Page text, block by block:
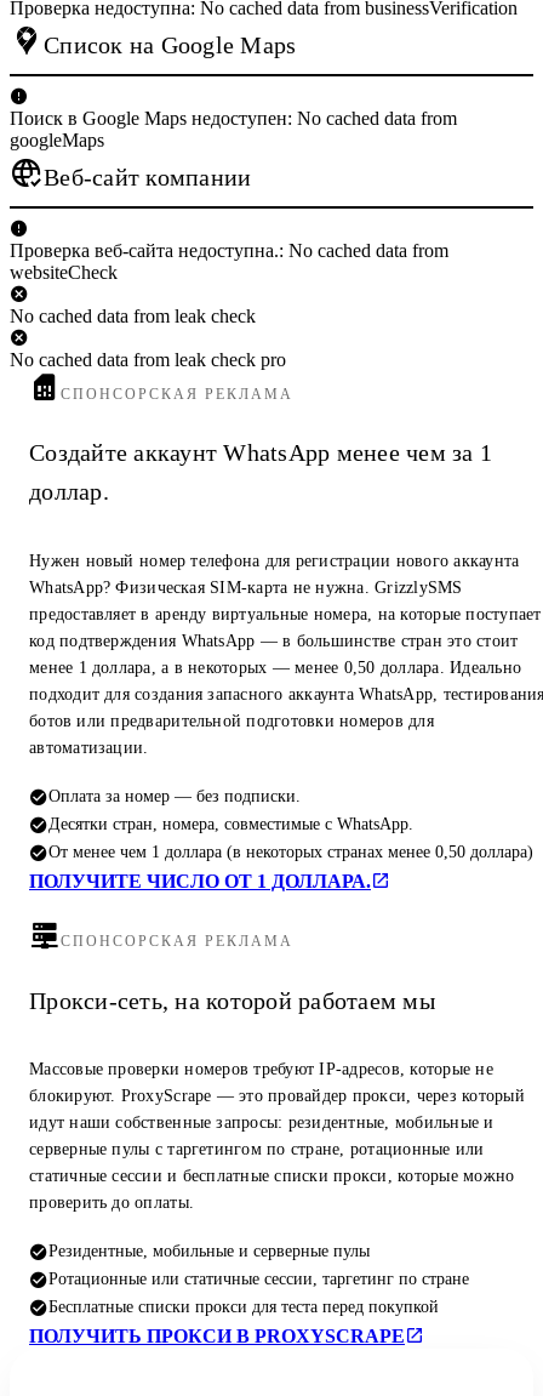
Проверка недоступна: No cached data from businessVerification
Список на Google Maps
Поиск в Google Maps недоступен: No cached data from
googleMaps
Веб-сайт компании
Проверка веб-сайта недоступна.: No cached data from
websiteCheck
No cached data from leak check
No cached data from leak check pro
СПОНСОРСКАЯ РЕКЛАМА
Создайте аккаунт WhatsApp менее чем за 1
доллар.
Нужен новый номер телефона для регистрации нового аккаунта
WhatsApp? Физическая SIM-карта не нужна. GrizzlySMS
предоставляет в аренду виртуальные номера, на которые поступает
код подтверждения WhatsApp — в большинстве стран это стоит
менее 1 доллара, а в некоторых — менее 0,50 доллара. Идеально
подходит для создания запасного аккаунта WhatsApp,
ботов или предварительной подготовки номеров для
автоматизации.
Оплата за номер — без подписки.
Десятки стран, номера, совместимые с WhatsApp.
От менее чем 1 доллара (в некоторых странах менее 0,50 доллара)
ПОЛУЧИТЕ ЧИСЛО ОТ 1 ДОЛЛАРА.
СПОНСОРСКАЯ РЕКЛАМА
Прокси-сеть, на которой работаем мы
Массовые проверки номеров требуют IP-адресов, которые не
блокируют. ProxyScrape — это провайдер прокси, через который
идут наши собственные запросы: резидентные, мобильные и
серверные пулы с таргетингом по стране, ротационные или
статичные сессии и бесплатные списки прокси, которые можно
проверить до оплаты.
Резидентные, мобильные и серверные пулы
Ротационные или статичные сессии, таргетинг по стране
Бесплатные списки прокси для теста перед покупкой
ПОЛУЧИТЬ ПРОКСИ В PROXYSCRAPE